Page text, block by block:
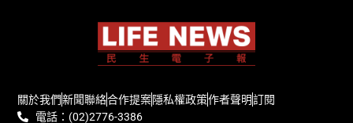
關於我們新聞聯絡合作提案隱私權政策作者聲明訂閱
電話：(02)2776-3386